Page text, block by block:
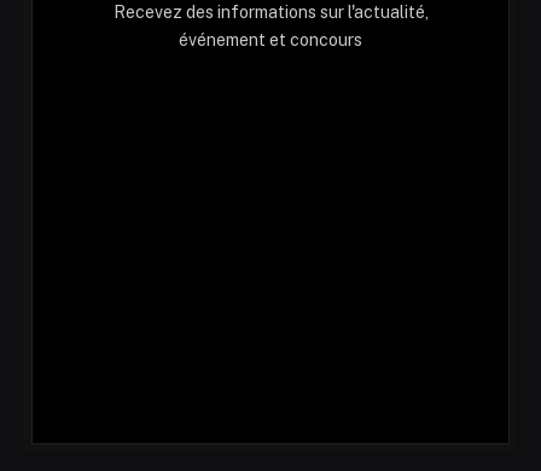
Recevez des informations sur l'actualité,
événement et concours